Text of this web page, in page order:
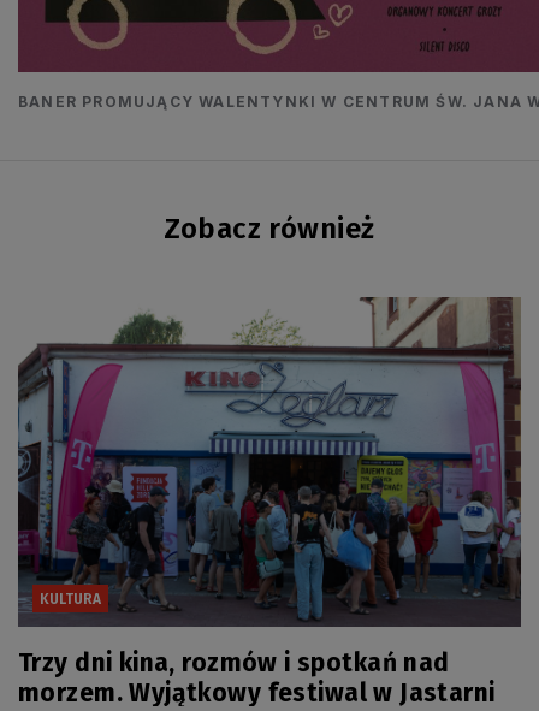
BANER PROMUJĄCY WALENTYNKI W CENTRUM ŚW. JANA
Zobacz również
KULTURA
Trzy dni kina, rozmów i spotkań nad
morzem. Wyjątkowy festiwal w Jastarni